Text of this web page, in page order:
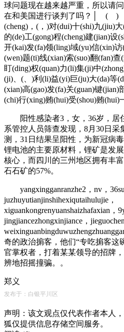
球问题现在越来越严重，所以请
在和美国进行谈判了吗？│ ( )
(cheng)，(，)对(dui)十(shi)九(jiu)
的(de)工(gong)程(cheng)建(jian)设
开(kai)发(fa)领(ling)域(yu)信(xin)访
(wen)题(ti)线(xian)索(suo)翻(fan)
盯(ding)权(quan)力(li)集(ji)中
(ji)、(、)利(li)益(yi)巨(ju)大(da)等
(xian)高(gao)发(fa)关(guan)键
(chi)行(xing)贿(hui)受(shou)贿(hui)
阳性感染者3，女，36岁，居
系管控人员筛查发现，8月30日采
测，31日结果呈阳性，为新冠
锂电池的主要原材料，锂矿是发
核心，而四川的三州地区拥有丰
石石矿的57%。
yangxingganranzhe2，nv，
juzhuyutianjinshihexiqutaihulujie，
xiguankongrenyuanshaizhafaxian，
jingjiancezhongxinjiance，
奇的政治掮客，他们“专吃掮客这
官掌权者，打着某某领导的招牌
辨地招摇撞骗。。
郑义
发布于：白银平川区
声明：该文观点仅代表作者本人
狐仅提供信息存储空间服务。